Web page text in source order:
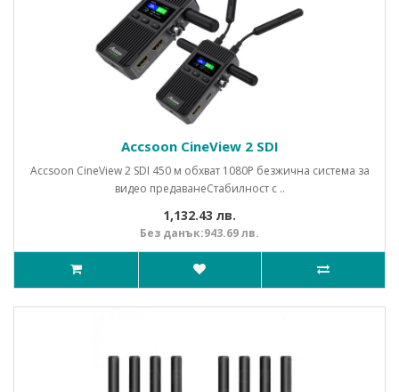
Accsoon CineView 2 SDI
Accsoon CineView 2 SDI 450 м обхват 1080P безжична система за
видео предаванеСтабилност с ..
1,132.43 лв.
Без данък:943.69 лв.